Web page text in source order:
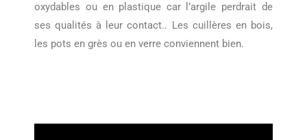
oxydables ou en plastique car l’argile perdrait de
ses qualités à leur contact.. Les cuillères en bois,
les pots en grès ou en verre conviennent bien.